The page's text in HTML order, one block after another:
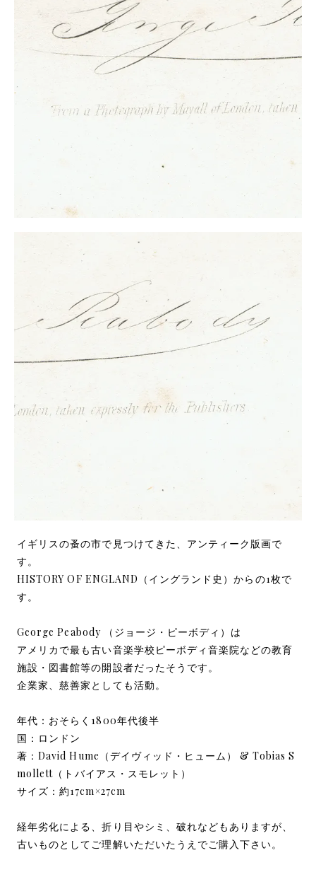
イギリスの蚤の市で見つけてきた、アンティーク版画で
す。
HISTORY OF ENGLAND（イングランド史）からの1枚で
す。
George Peabody （ジョージ・ピーボディ）は
アメリカで最も古い音楽学校ピーボディ音楽院などの教育
施設・図書館等の開設者だったそうです。
企業家、慈善家としても活動。
年代：おそらく1800年代後半
国：ロンドン
著：David Hume（デイヴィッド・ヒューム） & Tobias S
mollett（トバイアス・スモレット）
サイズ：約17cm×27cm
経年劣化による、折り目やシミ、破れなどもありますが、
古いものとしてご理解いただいたうえでご購入下さい。